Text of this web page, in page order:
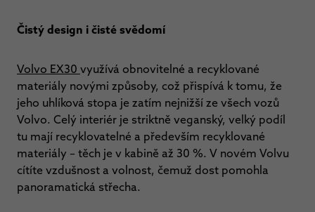
Čistý design i čisté svědomí
Volvo EX30 využívá obnovitelné a recyklované
materiály novými způsoby, což přispívá k tomu, že
jeho uhlíková stopa je zatím nejnižší ze všech vozů
Volvo. Celý interiér je striktně veganský, velký podíl
tu mají recyklovatelné a především recyklované
materiály – těch je v kabině až 30 %. V novém Volvu
cítíte vzdušnost a volnost, čemuž dost pomohla
panoramatická střecha.